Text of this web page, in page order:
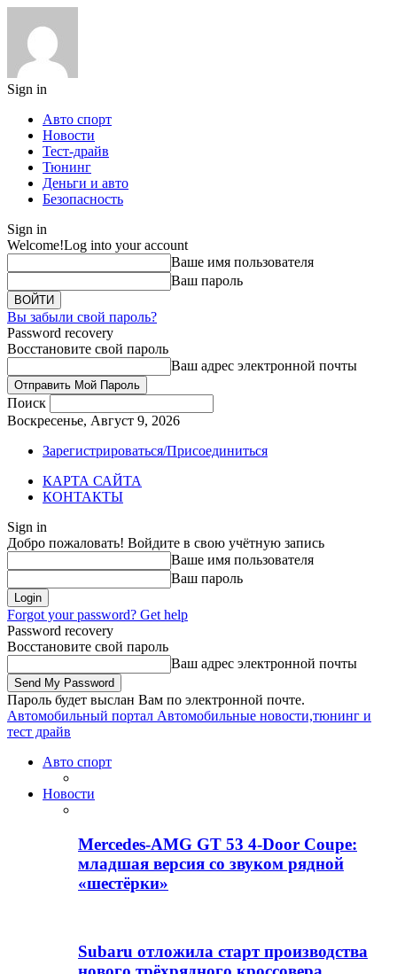
Sign in
Авто спорт
Новости
Тест-драйв
Тюнинг
Деньги и авто
Безопасность
Sign in
Welcome!Log into your account
Ваше имя пользователя
Ваш пароль
Вы забыли свой пароль?
Password recovery
Восстановите свой пароль
Ваш адрес электронной почты
Поиск
Воскресенье, Август 9, 2026
Зарегистрироваться/Присоединиться
КАРТА САЙТА
КОНТАКТЫ
Sign in
Добро пожаловать! Войдите в свою учётную запись
Ваше имя пользователя
Ваш пароль
Forgot your password? Get help
Password recovery
Восстановите свой пароль
Ваш адрес электронной почты
Пароль будет выслан Вам по электронной почте.
Автомобильный портал Автомобильные новости,тюнинг и
тест драйв
Авто спорт
Новости
Mercedes-AMG GT 53 4-Door Coupe:
младшая версия со звуком рядной
«шестёрки»
Subaru отложила старт производства